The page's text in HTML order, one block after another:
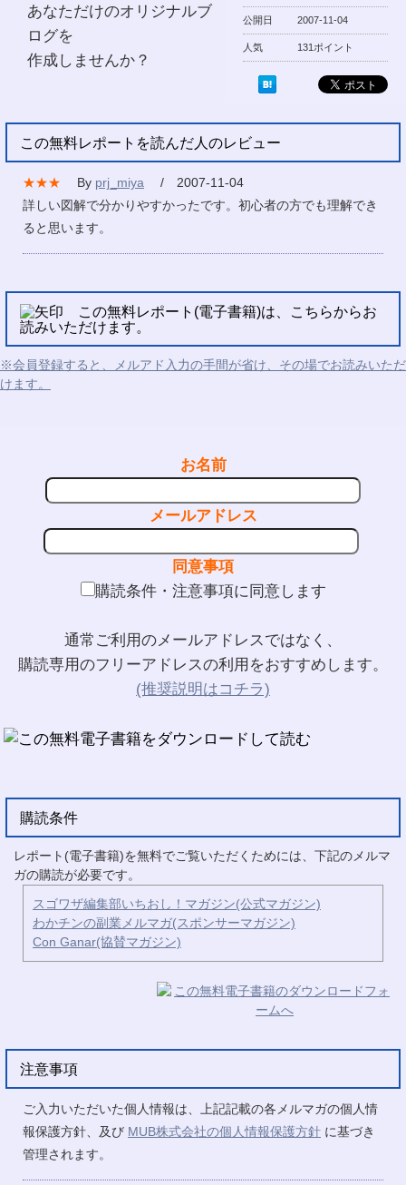
公開日 2007-11-04
人気 131ポイント
あなただけのオリジナルブ
ログを
作成しませんか？
この無料レポートを読んだ人のレビュー
★★★ By prj_miya
/ 2007-11-04
詳しい図解で分かりやすかったです。初心者の方でも理解でき
ると思います。
この無料レポート(電子書籍)は、こちらからお
読みいただけます。
※会員登録すると、メルアド入力の手間が省け、その場でお読みいただ
けます。
お名前
メールアドレス
同意事項
購読条件・注意事項に同意します
通常ご利用のメールアドレスではなく、
購読専用のフリーアドレスの利用をおすすめします。
(推奨説明はコチラ)
購読条件
レポート(電子書籍)を無料でご覧いただくためには、下記のメルマ
ガの購読が必要です。
スゴワザ編集部いちおし！マガジン(公式マガジン)
わかチンの副業メルマガ(スポンサーマガジン)
Con Ganar(協賛マガジン)
注意事項
ご入力いただいた個人情報は、上記記載の各メルマガの個人情
報保護方針、及び MUB株式会社の個人情報保護方針 に基づき
管理されます。